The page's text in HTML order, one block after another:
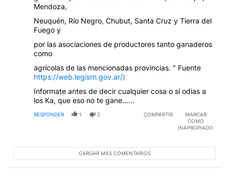
Mendoza,
Neuquén, Río Negro, Chubut, Santa Cruz y Tierra del
Fuego y
por las asociaciones de productores tanto ganaderos
como
agrícolas de las mencionadas provincias. " Fuente
https://web.legisrn.gov.ar/)
Informate antes de decir cualquier cosa o si odias a
los Ka, que eso no te gane......
RESPONDER 1 2 COMPARTIR
MARCAR
COMO
INAPROPIADO
CARGAR MÁS COMENTARIOS